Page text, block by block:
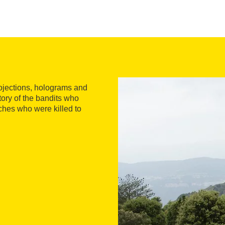
holograms and
of the bandits who
who were killed to